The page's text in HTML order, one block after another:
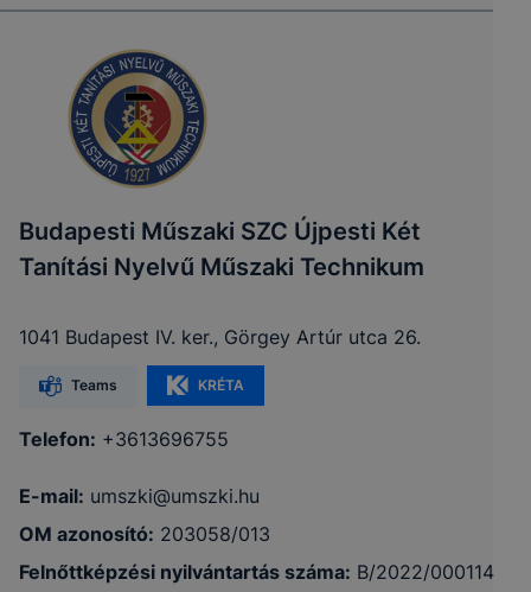
Budapesti Műszaki SZC Újpesti Két
Tanítási Nyelvű Műszaki Technikum
1041 Budapest IV. ker., Görgey Artúr utca 26.
Teams KRÉTA
Telefon: +3613696755
E-mail: umszki@umszki.hu
OM azonosító: 203058/013
Felnőttképzési nyilvántartás száma: B/2022/000114